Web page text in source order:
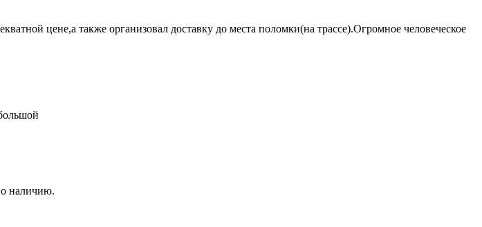
цене,а также организовал доставку до места поломки(на трассе).Огромное человеческое
наличию.